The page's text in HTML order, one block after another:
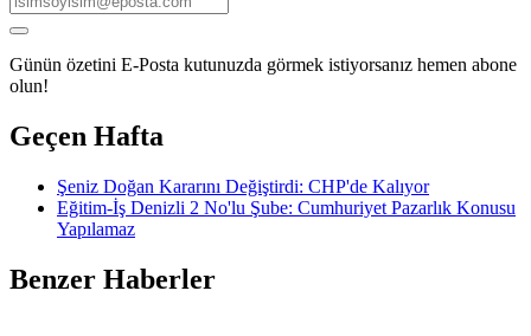
Günün özetini E-Posta kutunuzda görmek istiyorsanız hemen abone
olun!
Geçen Hafta
Şeniz Doğan Kararını Değiştirdi: CHP'de Kalıyor
Eğitim-İş Denizli 2 No'lu Şube: Cumhuriyet Pazarlık Konusu
Yapılamaz
Benzer Haberler